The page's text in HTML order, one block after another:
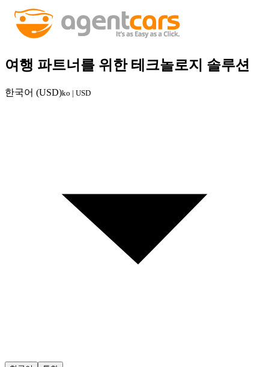
여행 파트너를 위한 테크놀로지 솔루션
한국어 (USD)ko | USD